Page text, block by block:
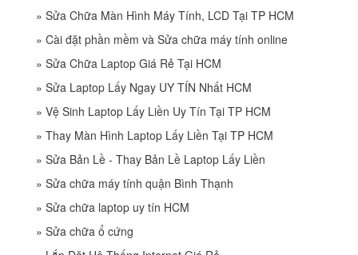
» Sửa Chữa Màn Hình Máy Tính, LCD Tại TP HCM
» Cài đặt phần mềm và Sửa chữa máy tính online
» Sửa Chữa Laptop Giá Rẻ Tại HCM
» Sửa Laptop Lấy Ngay UY TÍN Nhất HCM
» Vệ Sinh Laptop Lấy Liền Uy Tín Tại TP HCM
» Thay Màn Hình Laptop Lấy Liền Tại TP HCM
» Sửa Bản Lề - Thay Bản Lề Laptop Lấy Liền
» Sửa chữa máy tính quận Bình Thạnh
» Sửa chữa laptop uy tín HCM
» Sửa chữa ổ cứng